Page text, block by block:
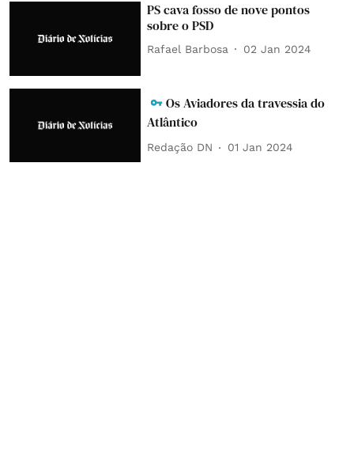
PS cava fosso de nove pontos
sobre o PSD
Rafael Barbosa 02 Jan 2024
Os Aviadores da travessia do
Atlântico
Redação DN 01 Jan 2024